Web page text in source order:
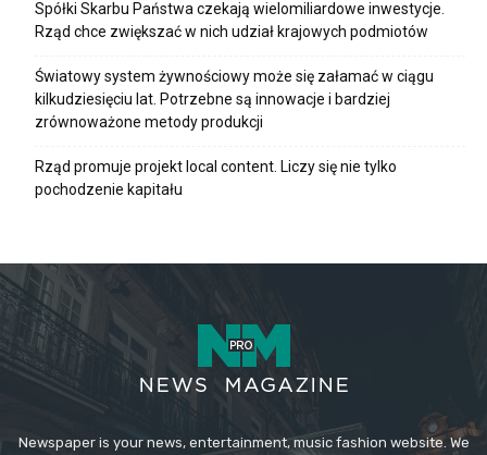
Spółki Skarbu Państwa czekają wielomiliardowe inwestycje.
Rząd chce zwiększać w nich udział krajowych podmiotów
Światowy system żywnościowy może się załamać w ciągu
kilkudziesięciu lat. Potrzebne są innowacje i bardziej
zrównoważone metody produkcji
Rząd promuje projekt local content. Liczy się nie tylko
pochodzenie kapitału
Newspaper is your news, entertainment, music fashion website. We